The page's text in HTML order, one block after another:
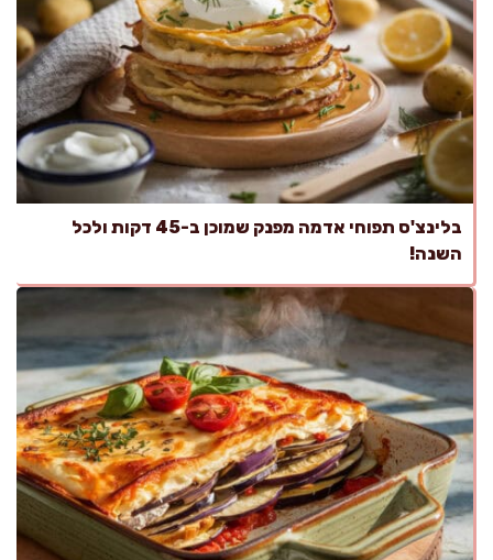
בלינצ'ס תפוחי אדמה מפנק שמוכן ב-45 דקות ולכל
השנה!